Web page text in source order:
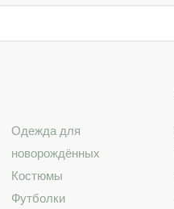
Одежда для
новорождённых
Костюмы
Футболки